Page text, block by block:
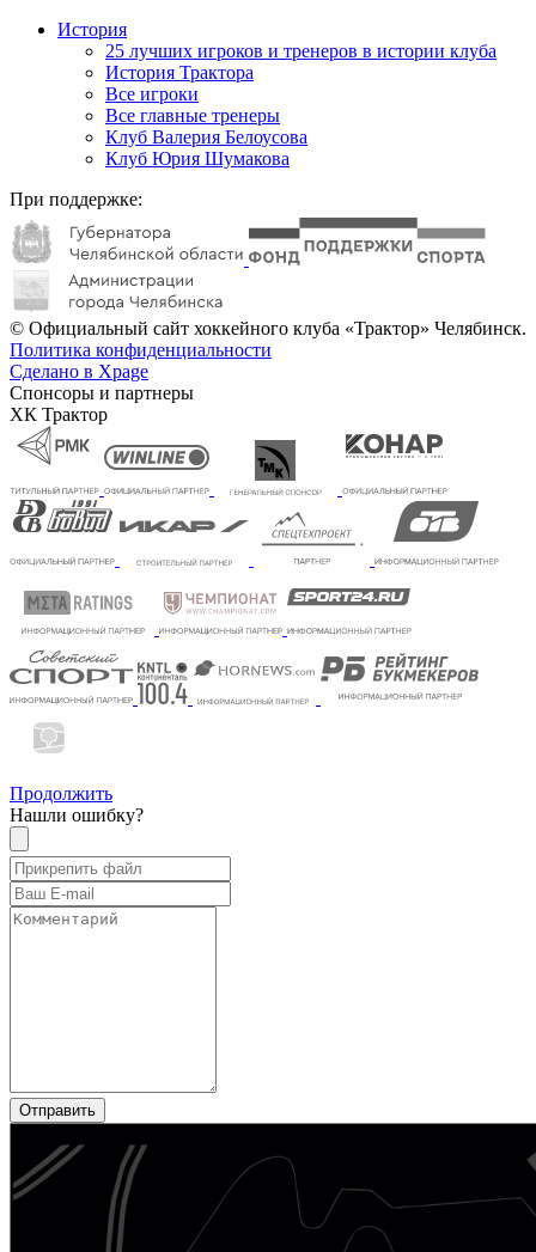
История
25 лучших игроков и тренеров в истории клуба
История Трактора
Все игроки
Все главные тренеры
Клуб Валерия Белоусова
Клуб Юрия Шумакова
При поддержке:
© Официальный сайт хоккейного клуба «Трактор» Челябинск.
Политика конфиденциальности
Сделано в Xpage
Спонсоры и партнеры
ХК Трактор
Продолжить
Нашли ошибку?